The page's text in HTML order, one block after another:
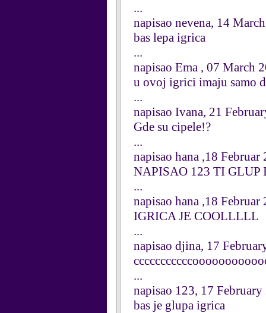
...
napisao nevena, 14
bas lepa igrica
...
napisao Ema , 07 March
u ovoj igrici imaju samo
...
napisao Ivana, 21
Gde su cipele!?
...
napisao hana ,18
NAPISAO 123 TI GLUP
...
napisao hana ,18
IGRICA JE COOLLLLL
...
napisao djina, 17
...
napisao 123, 17
bas je glupa igrica